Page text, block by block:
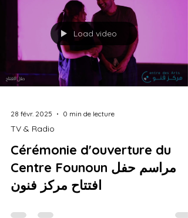
Load video
28 févr. 2025 0 min de lecture
TV & Radio
Cérémonie d'ouverture du
Centre Founoun مراسم حفل
افتتاح مركز فنون